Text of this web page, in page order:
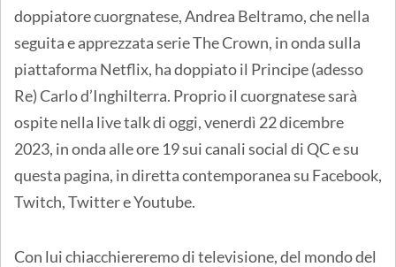
doppiatore cuorgnatese, Andrea Beltramo, che nella
seguita e apprezzata serie The Crown, in onda sulla
piattaforma Netflix, ha doppiato il Principe (adesso
Re) Carlo d’Inghilterra. Proprio il cuorgnatese sarà
ospite nella live talk di oggi, venerdì 22 dicembre
2023, in onda alle ore 19 sui canali social di QC e su
questa pagina, in diretta contemporanea su Facebook,
Twitch, Twitter e Youtube.
Con lui chiacchiereremo di televisione, del mondo del